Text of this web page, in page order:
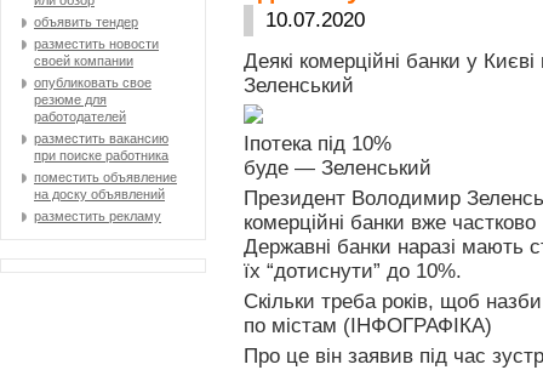
объявить тендер
разместить новости
своей компании
опубликовать свое
резюме для
работодателей
разместить вакансию
при поиске работника
поместить объявление
на доску объявлений
разместить рекламу
10.07.2020
Деякі комерційні банки у
Зеленський
Іпотека під 10%
буде — Зеленський
Президент Володимир
комерційні банки вже
Державні банки наразі мають
їх “дотиснути” до 10%.
Скільки треба років, щоб
по містам (ІНФОГРАФІКА)
Про це він заявив під час